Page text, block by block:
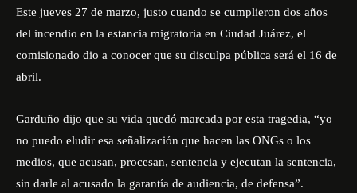
Este jueves 27 de marzo, justo cuando se cumplieron dos años
del incendio en la estancia migratoria en Ciudad Juárez, el
comisionado dio a conocer que su disculpa pública será el 16 de
abril.
Garduño dijo que su vida quedó marcada por esta tragedia, “yo
no puedo eludir esa señalización que hacen las ONGs o los
medios, que acusan, procesan, sentencia y ejecutan la sentencia,
sin darle al acusado la garantía de audiencia, de defensa”.